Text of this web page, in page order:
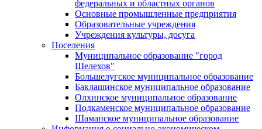
федеральных и областных органов
Основные промышленные предприятия
Образовательные учреждения
Учреждения культуры, досуга
Поселения
Муниципальное образование "город
Шелехов"
Большелугское муниципальное образование
Баклашинское муниципальное образование
Олхинское муниципальное образование
Подкаменское муниципальное образование
Шаманское муниципальное образование